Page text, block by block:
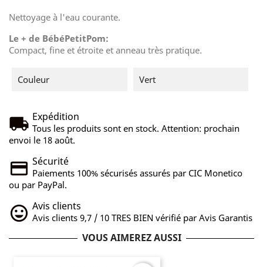
Nettoyage à l'eau courante.
Le + de BébéPetitPom:
Compact, fine et étroite et anneau très pratique.
Couleur Vert
Expédition
Tous les produits sont en stock. Attention: prochain
envoi le 18 août.
Sécurité
Paiements 100% sécurisés assurés par CIC Monetico
ou par PayPal.
Avis clients
Avis clients 9,7 / 10 TRES BIEN vérifié par Avis Garantis
VOUS AIMEREZ AUSSI